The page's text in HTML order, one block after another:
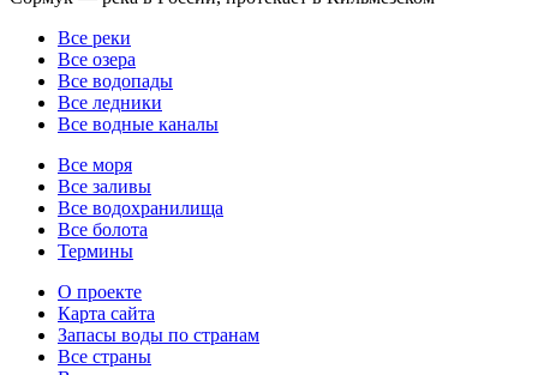
Все реки
Все озера
Все водопады
Все ледники
Все водные каналы
Все моря
Все заливы
Все водохранилища
Все болота
Термины
О проекте
Карта сайта
Запасы воды по странам
Все страны